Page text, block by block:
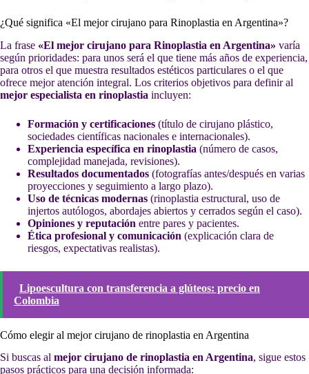
¿Qué significa «El mejor cirujano para Rinoplastia en Argentina»?
La frase «El mejor cirujano para Rinoplastia en Argentina» varía
según prioridades: para unos será el que tiene más años de experiencia,
para otros el que muestra resultados estéticos particulares o el que
ofrece mejor atención integral. Los criterios objetivos para definir al
mejor especialista en rinoplastia incluyen:
Formación y certificaciones (título de cirujano plástico,
sociedades científicas nacionales e internacionales).
Experiencia específica en rinoplastia (número de casos,
complejidad manejada, revisiones).
Resultados documentados (fotografías antes/después en varias
proyecciones y seguimiento a largo plazo).
Uso de técnicas modernas (rinoplastia estructural, uso de
injertos autólogos, abordajes abiertos y cerrados según el caso).
Opiniones y reputación entre pares y pacientes.
Ética profesional y comunicación (explicación clara de
riesgos, expectativas realistas).
Lipoescultura con transferencia a glúteos: precio en
Colombia
Cómo elegir al mejor cirujano de rinoplastia en Argentina
Si buscas al mejor cirujano de rinoplastia en Argentina, sigue estos
pasos prácticos para una decisión informada: